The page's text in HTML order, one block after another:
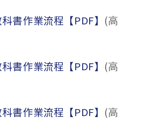
書作業流程【PDF】 (高
書作業流程【PDF】 (高
書作業流程【PDF】 (高